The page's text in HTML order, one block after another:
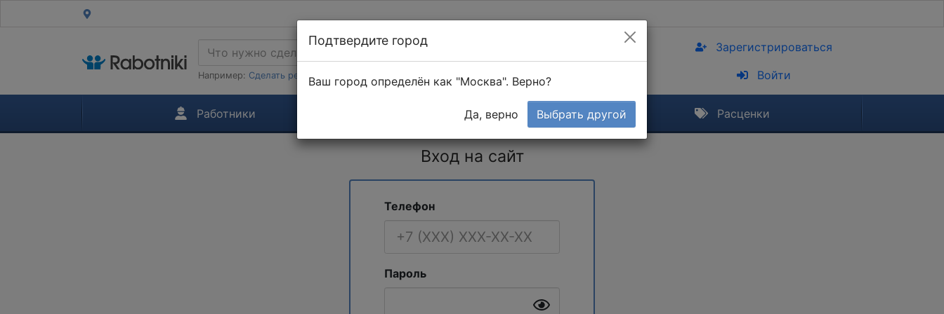
Например: Сделать ремонт в 1-к квартире
Зарегистрироваться
Войти
Работники Тендеры Расценки
Вход на сайт
Телефон
Пароль
Подтвердите город
Ваш город определён как "Москва". Верно?
Да, верно Выбрать другой